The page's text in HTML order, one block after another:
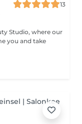
13
you and take